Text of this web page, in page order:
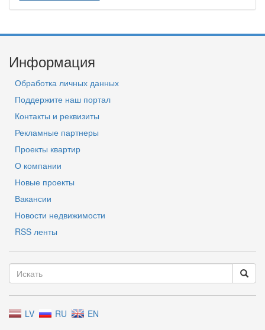
Информация
Обработка личных данных
Поддержите наш портал
Контакты и реквизиты
Рекламные партнеры
Проекты квартир
О компании
Новые проекты
Вакансии
Новости недвижимости
RSS ленты
LV RU EN